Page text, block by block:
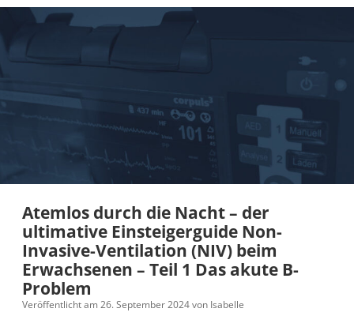
Atemlos durch die Nacht – der
ultimative Einsteigerguide Non-
Invasive-Ventilation (NIV) beim
Erwachsenen – Teil 1 Das akute B-
Problem
Veröffentlicht am 26. September 2024von Isabelle